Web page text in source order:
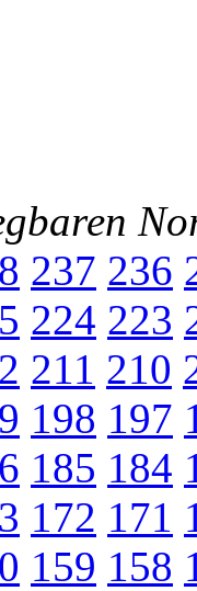
237 236
224 223
211 210
198 197
185 184
172 171
159 158